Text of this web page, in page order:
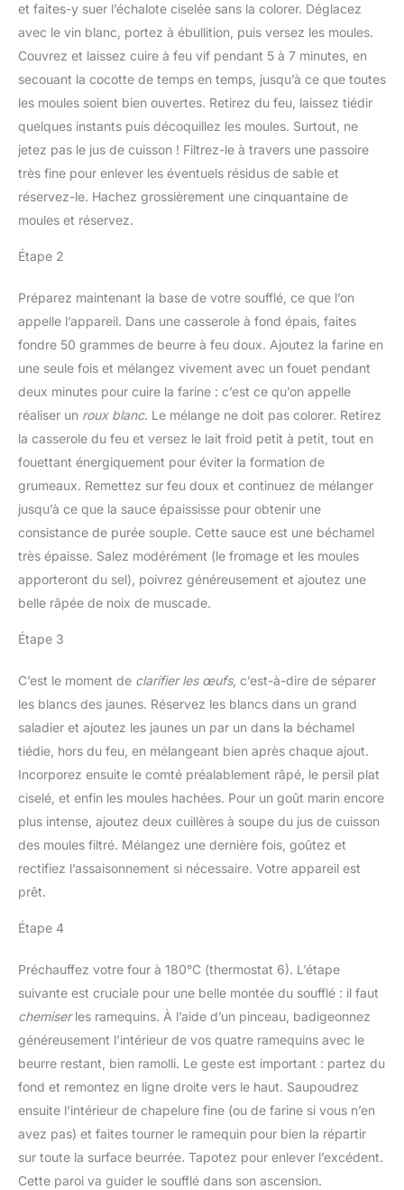
et faites-y suer l’échalote ciselée sans la colorer. Déglacez
avec le vin blanc, portez à ébullition, puis versez les moules.
Couvrez et laissez cuire à feu vif pendant 5 à 7 minutes, en
secouant la cocotte de temps en temps, jusqu’à ce que toutes
les moules soient bien ouvertes. Retirez du feu, laissez tiédir
quelques instants puis décoquillez les moules. Surtout, ne
jetez pas le jus de cuisson ! Filtrez-le à travers une passoire
très fine pour enlever les éventuels résidus de sable et
réservez-le. Hachez grossièrement une cinquantaine de
moules et réservez.
Étape 2
Préparez maintenant la base de votre soufflé, ce que l’on
appelle l’appareil. Dans une casserole à fond épais, faites
fondre 50 grammes de beurre à feu doux. Ajoutez la farine en
une seule fois et mélangez vivement avec un fouet pendant
deux minutes pour cuire la farine : c’est ce qu’on appelle
réaliser un roux blanc. Le mélange ne doit pas colorer. Retirez
la casserole du feu et versez le lait froid petit à petit, tout en
fouettant énergiquement pour éviter la formation de
grumeaux. Remettez sur feu doux et continuez de mélanger
jusqu’à ce que la sauce épaississe pour obtenir une
consistance de purée souple. Cette sauce est une béchamel
très épaisse. Salez modérément (le fromage et les moules
apporteront du sel), poivrez généreusement et ajoutez une
belle râpée de noix de muscade.
Étape 3
C’est le moment de clarifier les œufs, c’est-à-dire de séparer
les blancs des jaunes. Réservez les blancs dans un grand
saladier et ajoutez les jaunes un par un dans la béchamel
tiédie, hors du feu, en mélangeant bien après chaque ajout.
Incorporez ensuite le comté préalablement râpé, le persil plat
ciselé, et enfin les moules hachées. Pour un goût marin encore
plus intense, ajoutez deux cuillères à soupe du jus de cuisson
des moules filtré. Mélangez une dernière fois, goûtez et
rectifiez l’assaisonnement si nécessaire. Votre appareil est
prêt.
Étape 4
Préchauffez votre four à 180°C (thermostat 6). L’étape
suivante est cruciale pour une belle montée du soufflé : il faut
chemiserles ramequins. À l’aide d’un pinceau, badigeonnez
généreusement l’intérieur de vos quatre ramequins avec le
beurre restant, bien ramolli. Le geste est important : partez du
fond et remontez en ligne droite vers le haut. Saupoudrez
ensuite l’intérieur de chapelure fine (ou de farine si vous n’en
avez pas) et faites tourner le ramequin pour bien la répartir
sur toute la surface beurrée. Tapotez pour enlever l’excédent.
Cette paroi va guider le soufflé dans son ascension.